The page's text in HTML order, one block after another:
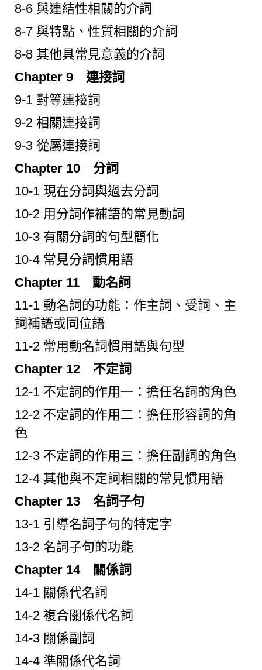
8-6 與連結性相關的介詞
8-7 與特點、性質相關的介詞
8-8 其他具常見意義的介詞
Chapter 9 連接詞
9-1 對等連接詞
9-2 相關連接詞
9-3 從屬連接詞
Chapter 10 分詞
10-1 現在分詞與過去分詞
10-2 用分詞作補語的常見動詞
10-3 有關分詞的句型簡化
10-4 常見分詞慣用語
Chapter 11 動名詞
11-1 動名詞的功能：作主詞、受詞、主
詞補語或同位語
11-2 常用動名詞慣用語與句型
Chapter 12 不定詞
12-1 不定詞的作用一：擔任名詞的角色
12-2 不定詞的作用二：擔任形容詞的角
色
12-3 不定詞的作用三：擔任副詞的角色
12-4 其他與不定詞相關的常見慣用語
Chapter 13 名詞子句
13-1 引導名詞子句的特定字
13-2 名詞子句的功能
Chapter 14 關係詞
14-1 關係代名詞
14-2 複合關係代名詞
14-3 關係副詞
14-4 準關係代名詞